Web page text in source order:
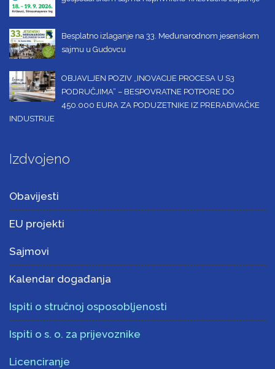
Besplatno izlaganje na 33. Međunarodnom jesenskom
sajmu u Gudovcu
OBJAVLJEN POZIV „INOVACIJE PROCESA U S3
PODRUČJIMA“ – BESPOVRATNE POTPORE DO
450.000 EURA ZA PODUZETNIKE IZ PRERAĐIVAČKE
INDUSTRIJE
Izdvojeno
Obavijesti
EU projekti
Sajmovi
Kalendar događanja
Ispiti o stručnoj osposobljenosti
Ispiti o s. o. za prijevoznike
Licenciranje